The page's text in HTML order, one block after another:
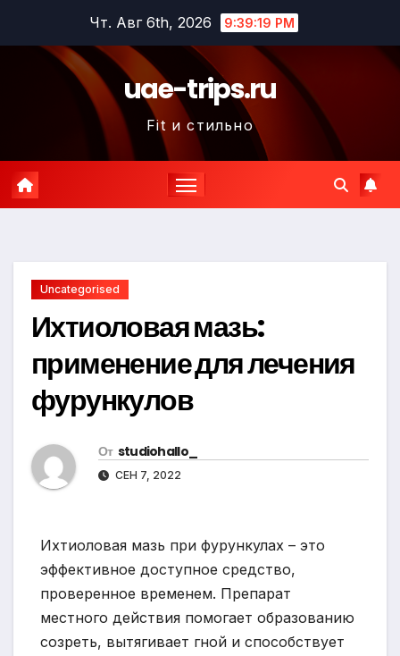
содержимому
Чт. Авг 6th, 2026 9:39:20 PM
uae-trips.ru
Fit и стильно
Uncategorised
Ихтиоловая мазь:
применение для лечения
фурункулов
От studiohallo_
СЕН 7, 2022
Ихтиоловая мазь при фурункулах – это
эффективное доступное средство,
проверенное временем. Препарат
местного действия помогает образованию
созреть, вытягивает гной и способствует